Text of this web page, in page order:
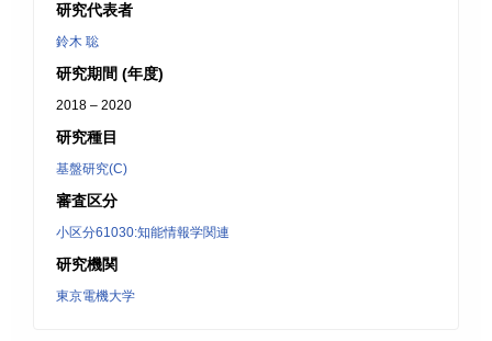
研究代表者
鈴木 聡
研究期間 (年度)
2018 – 2020
研究種目
基盤研究(C)
審査区分
小区分61030:知能情報学関連
研究機関
東京電機大学